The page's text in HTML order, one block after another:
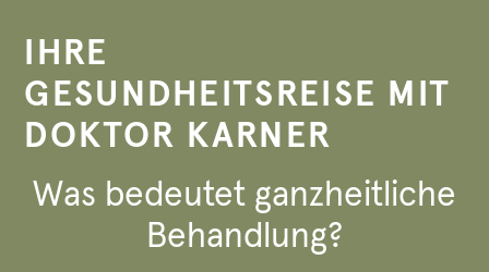
IHRE
GESUNDHEITSREISE MIT
DOKTOR KARNER
Was bedeutet ganzheitliche
Behandlung?